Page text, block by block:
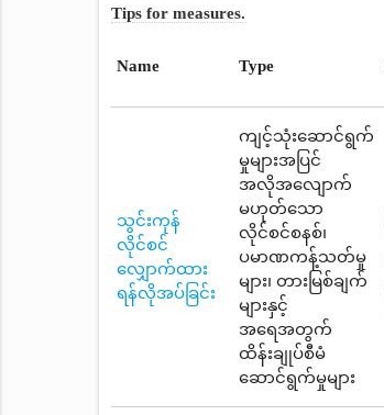
Tips for measures.
Name Type
သွင်းကုန်
လိုင်စင်
လျှောက်ထား
ရန်လိုအပ်ခြင်း
ကျင့်သုံးဆောင်ရွက်
မှုများအပြင်
အလိုအလျောက်
မဟုတ်သော
လိုင်စင်စနစ်၊
ပမာဏကန့်သတ်မှု
များ၊ တားမြစ်ချက်
များနှင့်
အရေအတွက်
ထိန်းချုပ်စီမံ
ဆောင်ရွက်မှုများ